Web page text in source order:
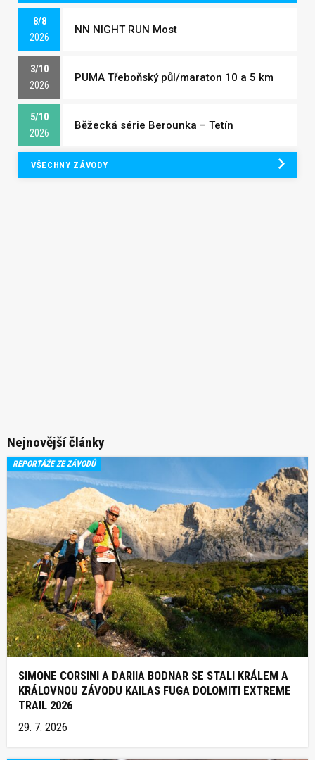
8/8
2026
NN NIGHT RUN Most
3/10
2026
PUMA Třeboňský půl/maraton 10 a 5 km
5/10
2026
Běžecká série Berounka – Tetín
VŠECHNY ZÁVODY
Nejnovější články
REPORTÁŽE ZE ZÁVODŮ
SIMONE CORSINI A DARIIA BODNAR SE STALI KRÁLEM A
KRÁLOVNOU ZÁVODU KAILAS FUGA DOLOMITI EXTREME
TRAIL 2026
29. 7. 2026